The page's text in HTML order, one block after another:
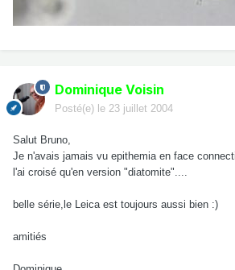
Dominique Voisin
Posté(e) le 23 juillet 2004
Salut Bruno,
Je n'avais jamais vu epithemia en face
l'ai croisé qu'en version "diatomite"....
belle série,le Leica est toujours aussi bien :)
amitiés